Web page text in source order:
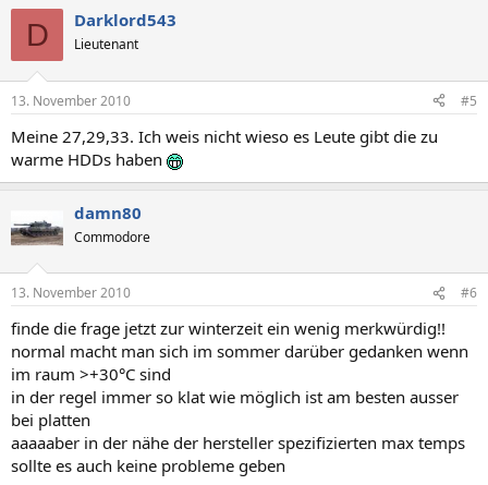
D Darklord543
Lieutenant
13. November 2010 #5
Meine 27,29,33. Ich weis nicht wieso es Leute gibt die zu
warme HDDs haben
damn80
Commodore
13. November 2010 #6
finde die frage jetzt zur winterzeit ein wenig merkwürdig!!
normal macht man sich im sommer darüber gedanken wenn
im raum >+30°C sind
in der regel immer so klat wie möglich ist am besten ausser
bei platten
aaaaaber in der nähe der hersteller spezifizierten max temps
sollte es auch keine probleme geben